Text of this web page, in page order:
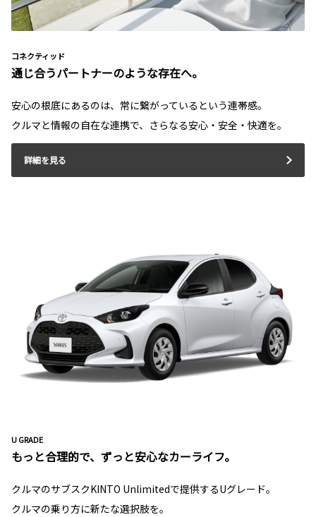
コネクティッド
通じ合うパートナーのような存在へ。
安心の根底にあるのは、常に繋がっているという連帯感。
クルマと情報の自在な連携で、さらなる安心・安全・快適を。
詳細を見る
U GRADE
もっと合理的で、ずっと安心なカーライフ。
クルマのサブスクKINTO Unlimitedで提供するUグレード。
クルマの乗り方に新たな選択肢を。